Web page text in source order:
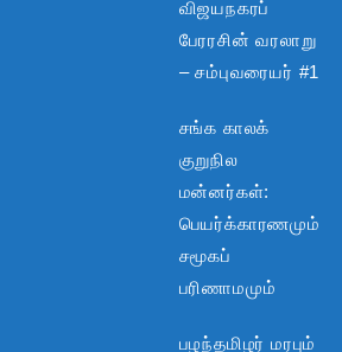
விஜயநகரப்
பேரரசின் வரலாறு
– சம்புவரையர் #1
சங்க காலக்
குறுநில
மன்னர்கள்:
பெயர்க்காரணமும்
சமூகப்
பரிணாமமும்
பழந்தமிழர் மரபும்